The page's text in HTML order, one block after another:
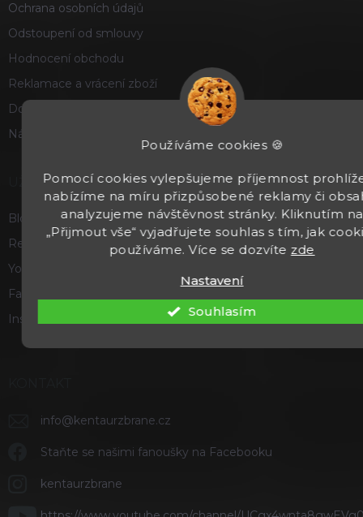
Používáme cookies 🍪
Pomocí cookies vylepšujeme příjemnost
nabízíme na míru přizpůsobené reklamy či
analyzujeme návštěvnost stránky. Kliknutím na
„Přijmout vše“ vyjadřujete souhlas s tím, jak
používáme. Více se dozvíte zde
Nastavení
Souhlasím
Ochrana osobních údajů
Odstoupení od smlouvy
Hodnocení obchodu
Reklamace a vrácení zboží
Doprava a platba
Náš příběh
UŽITEČNÉ
Blog
Recenze a hodnocení
Youtube
Facebook
Instagram
info@kentaurzbrane.cz
Staňte se našimi fanoušky na Facebooku
kentaurzbrane